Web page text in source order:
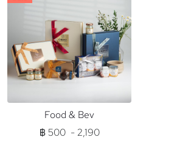
Food & Bev
฿ 500 - 2,190